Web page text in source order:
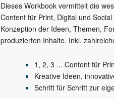
Dieses Workbook vermittelt die
Content für Print, Digital und
Konzeption der Ideen, Themen,
produzierten Inhalte. Inkl.
1, 2, 3 ... Content für
Kreative Ideen,
Schritt für Schritt zur